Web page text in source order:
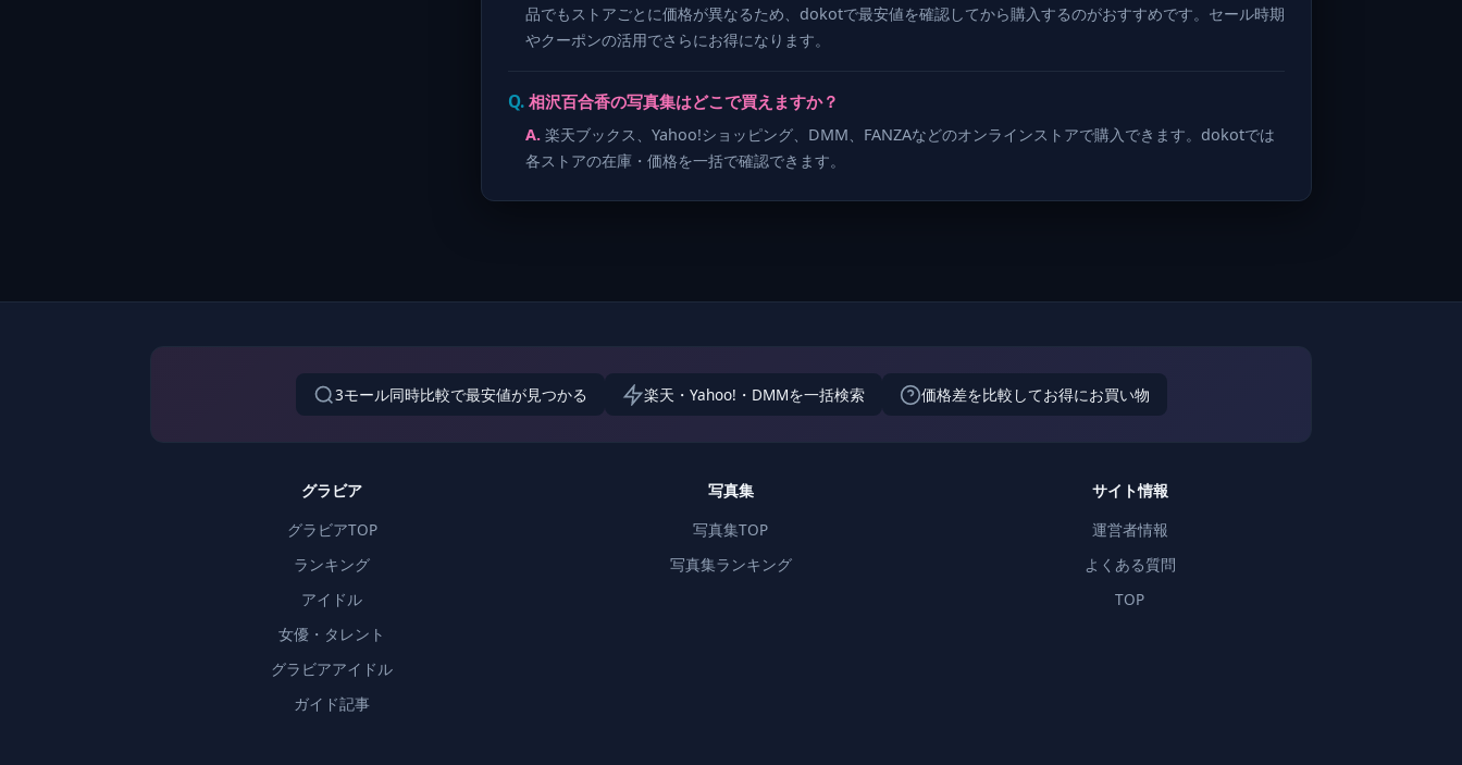
品でもストアごとに価格が異なるため、dokotで最安値を確認してから購入するのがおすすめです。セール時期
やクーポンの活用でさらにお得になります。
相沢百合香の写真集はどこで買えますか？
楽天ブックス、Yahoo!ショッピング、DMM、FANZAなどのオンラインストアで購入できます。dokotでは
各ストアの在庫・価格を一括で確認できます。
3モール同時比較で最安値が見つかる 楽天・Yahoo!・DMMを一括検索 価格差を比較してお得にお買い物
グラビア
グラビアTOP
ランキング
アイドル
女優・タレント
グラビアアイドル
ガイド記事
写真集
写真集TOP
写真集ランキング
サイト情報
運営者情報
よくある質問
TOP